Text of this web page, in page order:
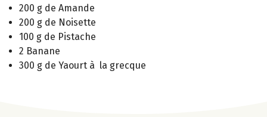
200 g de Amande
200 g de Noisette
100 g de Pistache
2 Banane
300 g de Yaourt à la grecque